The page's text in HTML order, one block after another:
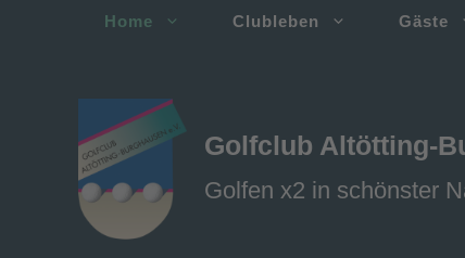
Home Clubleben Gäste
Golfclub Altötting-
Golfen x2 in schönster